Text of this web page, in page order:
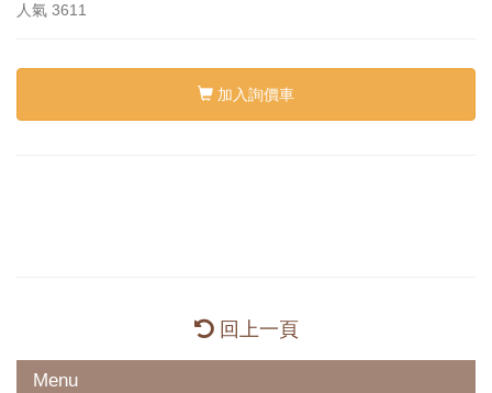
人氣 3611
加入詢價車
回上一頁
Menu